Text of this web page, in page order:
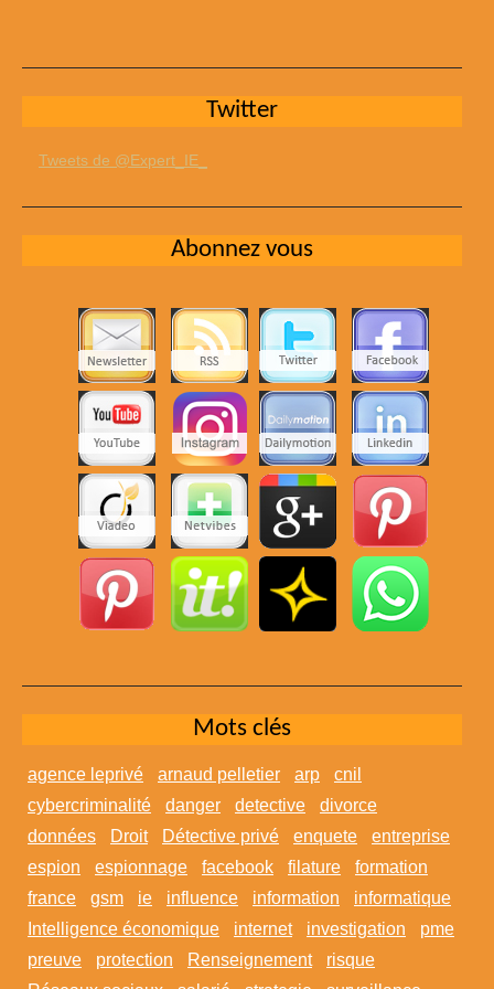
Twitter
Tweets de @Expert_IE_
Abonnez vous
Mots clés
agence leprivé arnaud pelletier arp
cnil
cybercriminalité
danger detective
divorce
données
Droit Détective privé enquete
entreprise
espion
espionnage facebook filature
formation
france
gsm ie influence information
informatique
Intelligence économique
internet investigation
pme
preuve
protection Renseignement
risque